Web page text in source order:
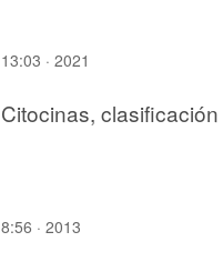
13:03 · 2021
Citocinas, clasificación
8:56 · 2013